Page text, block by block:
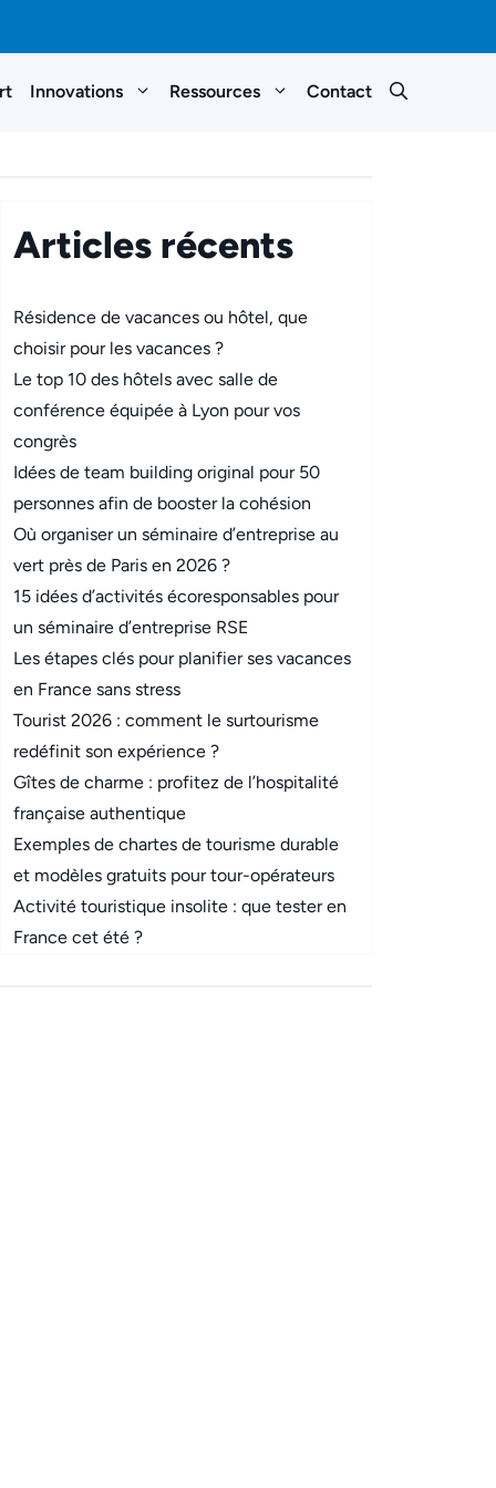
Innovations Ressources Contact
Articles récents
Résidence de vacances ou hôtel, que
choisir pour les vacances ?
Le top 10 des hôtels avec salle de
conférence équipée à Lyon pour vos
congrès
Idées de team building original pour 50
personnes afin de booster la cohésion
Où organiser un séminaire d’entreprise au
vert près de Paris en 2026 ?
15 idées d’activités écoresponsables pour
un séminaire d’entreprise RSE
Les étapes clés pour planifier ses vacances
en France sans stress
Tourist 2026 : comment le surtourisme
redéfinit son expérience ?
Gîtes de charme : profitez de l’hospitalité
française authentique
Exemples de chartes de tourisme durable
et modèles gratuits pour tour-opérateurs
Activité touristique insolite : que tester en
France cet été ?